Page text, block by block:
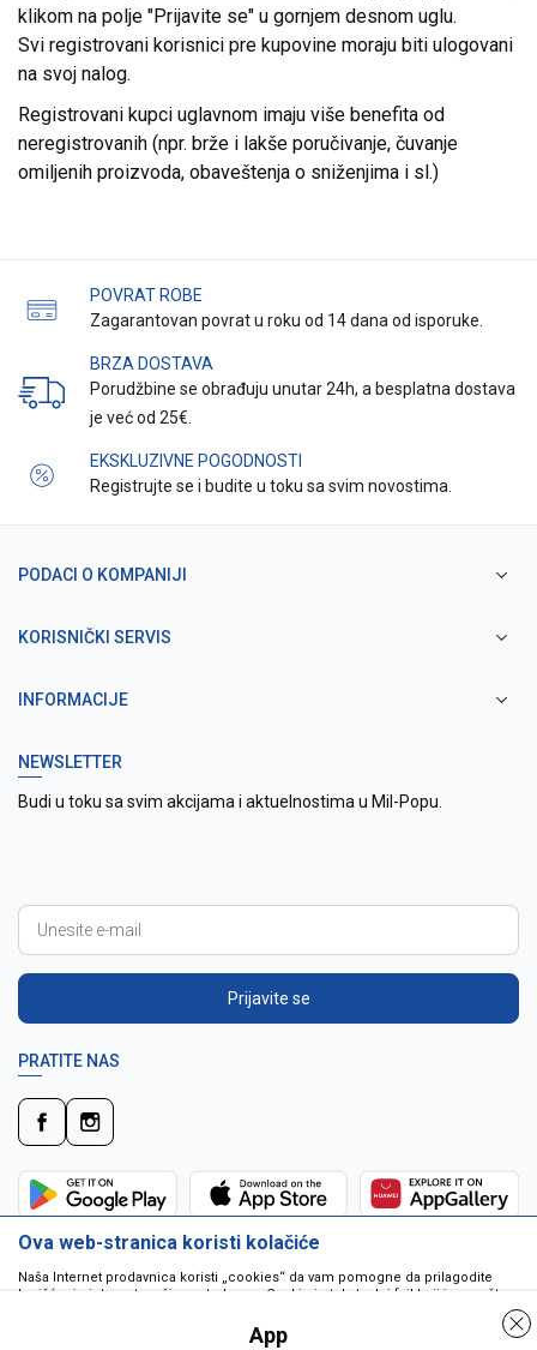
klikom na polje "Prijavite se" u gornjem desnom uglu.
Svi registrovani korisnici pre kupovine moraju biti ulogovani
na svoj nalog.
Registrovani kupci uglavnom imaju više benefita od
neregistrovanih (npr. brže i lakše poručivanje, čuvanje
omiljenih proizvoda, obaveštenja o sniženjima i sl.)
POVRAT ROBE
Zagarantovan povrat u roku od 14 dana od isporuke.
BRZA DOSTAVA
Porudžbine se obrađuju unutar 24h, a besplatna dostava
je već od 25€.
EKSKLUZIVNE POGODNOSTI
Registrujte se i budite u toku sa svim novostima.
PODACI O KOMPANIJI
KORISNIČKI SERVIS
INFORMACIJE
NEWSLETTER
Budi u toku sa svim akcijama i aktuelnostima u Mil-Popu.
Prijavite se
PRATITE NAS
Ova web-stranica koristi kolačiće
Naša Internet prodavnica koristi „cookies“ da vam pomogne da prilagodite
korišćenje interneta vašim potrebama. Cookie je tekstualni fajl koji je smešten
da pokrenu program ili da isporuče virus vašem računaru. Cookie-i su
jedinstveno dodeljeni vama, i jedino mogu biti pročitani od strane web servera
App